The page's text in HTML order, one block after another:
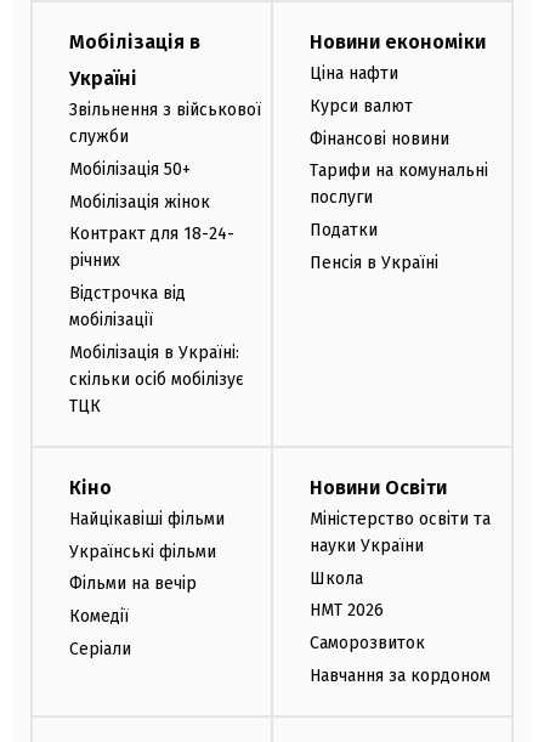
Мобілізація в
Україні
Звільнення з військової
служби
Мобілізація 50+
Мобілізація жінок
Контракт для 18-24-
річних
Відстрочка від
мобілізації
Мобілізація в Україні:
скільки осіб мобілізує
ТЦК
Новини економіки
Ціна нафти
Курси валют
Фінансові новини
Тарифи на комунальні
послуги
Податки
Пенсія в Україні
Кіно
Найцікавіші фільми
Українські фільми
Фільми на вечір
Комедії
Серіали
Новини Освіти
Міністерство освіти та
науки України
Школа
НМТ 2026
Саморозвиток
Навчання за кордоном